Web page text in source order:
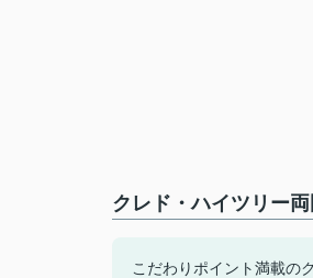
クレド・ハイツリー
こだわりポイント満載の